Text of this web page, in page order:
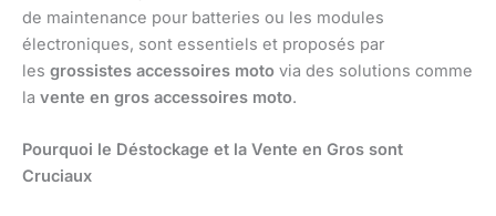
de maintenance pour batteries ou les modules
électroniques, sont essentiels et proposés par
les grossistes accessoires moto via des solutions comme
la vente en gros accessoires moto.
Pourquoi le Déstockage et la Vente en Gros sont
Cruciaux